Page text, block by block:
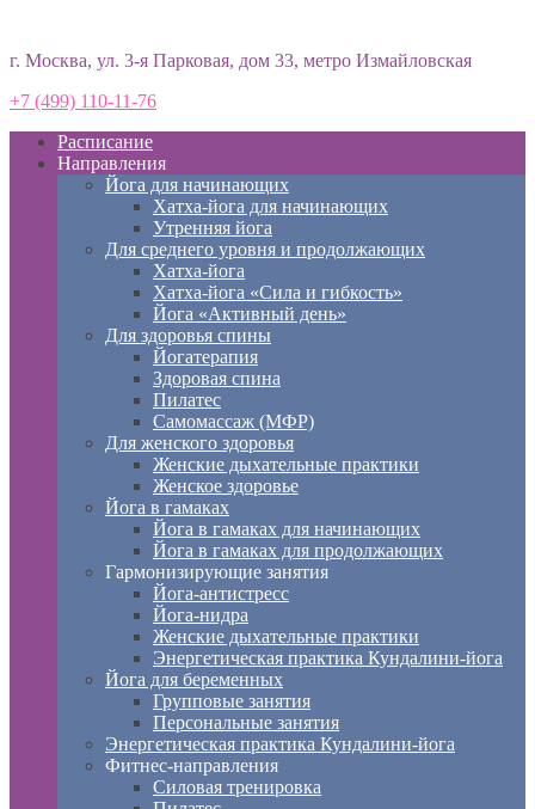
г. Москва, ул. 3-я Парковая, дом 33, метро Измайловская
+7 (499) 110-11-76
Расписание
Направления
Йога для начинающих
Хатха-йога для начинающих
Утренняя йога
Для среднего уровня и продолжающих
Хатха-йога
Хатха-йога «Сила и гибкость»
Йога «Активный день»
Для здоровья спины
Йогатерапия
Здоровая спина
Пилатес
Самомассаж (МФР)
Для женского здоровья
Женские дыхательные практики
Женское здоровье
Йога в гамаках
Йога в гамаках для начинающих
Йога в гамаках для продолжающих
Гармонизирующие занятия
Йога-антистресс
Йога-нидра
Женские дыхательные практики
Энергетическая практика Кундалини-йога
Йога для беременных
Групповые занятия
Персональные занятия
Энергетическая практика Кундалини-йога
Фитнес-направления
Силовая тренировка